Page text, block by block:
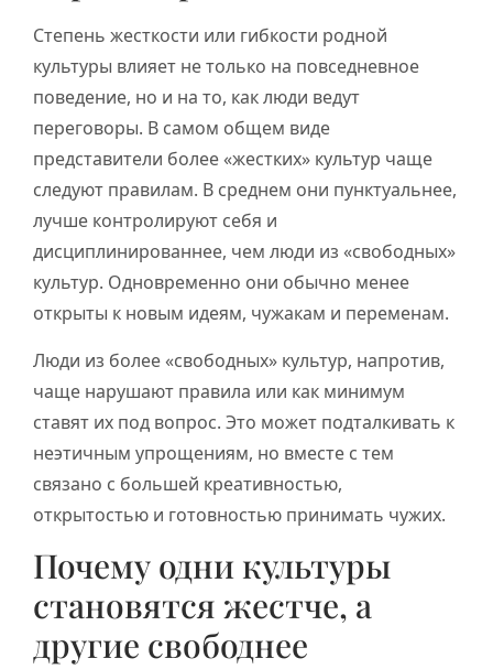
Степень жесткости или гибкости родной
культуры влияет не только на повседневное
поведение, но и на то, как люди ведут
переговоры. В самом общем виде
представители более «жестких» культур чаще
следуют правилам. В среднем они пунктуальнее,
лучше контролируют себя и
дисциплинированнее, чем люди из «свободных»
культур. Одновременно они обычно менее
открыты к новым идеям, чужакам и переменам.
Люди из более «свободных» культур, напротив,
чаще нарушают правила или как минимум
ставят их под вопрос. Это может подталкивать к
неэтичным упрощениям, но вместе с тем
связано с большей креативностью,
открытостью и готовностью принимать чужих.
Почему одни культуры
становятся жестче, а
другие свободнее